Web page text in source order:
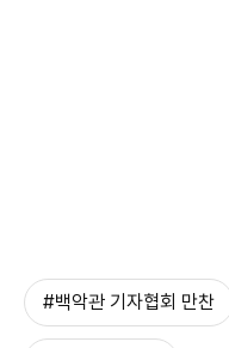
#백악관 기자협회 만찬